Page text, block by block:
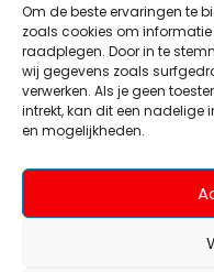
Om de beste ervaringen te
zoals cookies om
raadplegen. Door in te
wij gegevens zoals
verwerken. Als je geen
intrekt, kan dit een nadelige
en mogelijkheden.
Contact
Account
Mijn account
Wenslijst